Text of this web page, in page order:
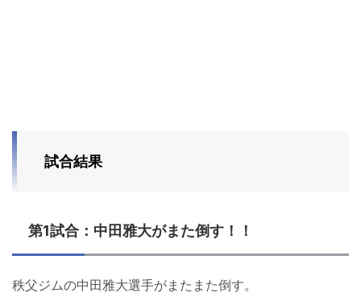
試合結果
第1試合：中田雅大がまた倒す！！
秩父ジムの中田雅大選手がまたまた倒す。